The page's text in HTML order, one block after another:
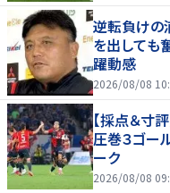
逆転負けの
を出しても
躍動感
2026/08/08
【採点＆寸
圧巻３ゴー
ーク
2026/08/08